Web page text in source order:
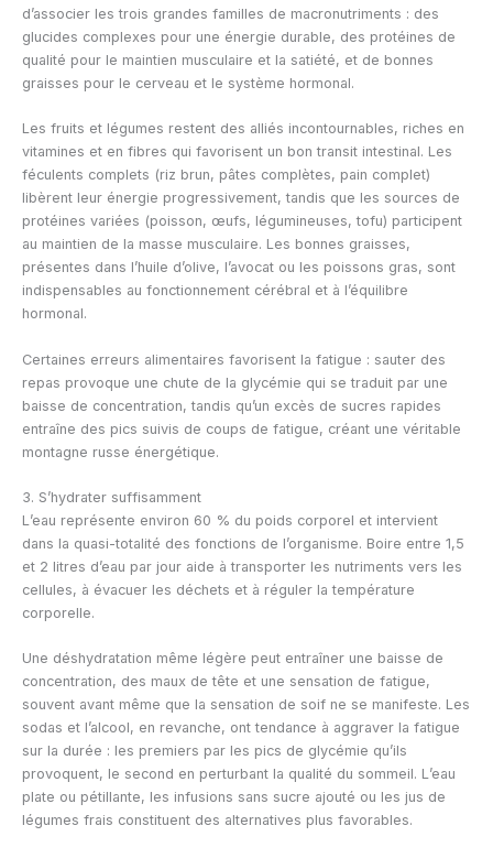
d’associer les trois grandes familles de macronutriments : des
glucides complexes pour une énergie durable, des protéines de
qualité pour le maintien musculaire et la satiété, et de bonnes
graisses pour le cerveau et le système hormonal.
Les fruits et légumes restent des alliés incontournables, riches en
vitamines et en fibres qui favorisent un bon transit intestinal. Les
féculents complets (riz brun, pâtes complètes, pain complet)
libèrent leur énergie progressivement, tandis que les sources de
protéines variées (poisson, œufs, légumineuses, tofu) participent
au maintien de la masse musculaire. Les bonnes graisses,
présentes dans l’huile d’olive, l’avocat ou les poissons gras, sont
indispensables au fonctionnement cérébral et à l’équilibre
hormonal.
Certaines erreurs alimentaires favorisent la fatigue : sauter des
repas provoque une chute de la glycémie qui se traduit par une
baisse de concentration, tandis qu’un excès de sucres rapides
entraîne des pics suivis de coups de fatigue, créant une véritable
montagne russe énergétique.
3. S’hydrater suffisamment
L’eau représente environ 60 % du poids corporel et intervient
dans la quasi-totalité des fonctions de l’organisme. Boire entre 1,5
et 2 litres d’eau par jour aide à transporter les nutriments vers les
cellules, à évacuer les déchets et à réguler la température
corporelle.
Une déshydratation même légère peut entraîner une baisse de
concentration, des maux de tête et une sensation de fatigue,
souvent avant même que la sensation de soif ne se manifeste. Les
sodas et l’alcool, en revanche, ont tendance à aggraver la fatigue
sur la durée : les premiers par les pics de glycémie qu’ils
provoquent, le second en perturbant la qualité du sommeil. L’eau
plate ou pétillante, les infusions sans sucre ajouté ou les jus de
légumes frais constituent des alternatives plus favorables.